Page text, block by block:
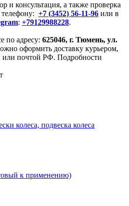
и консультация, а также проверка
+7 (3452) 56-11-96 или в
: +79129988228.
по адресу: 625046, г. Тюмень, ул.
оформить доставку курьером,
или почтой РФ. Подробности
колеса, подвеска колеса
к применению)